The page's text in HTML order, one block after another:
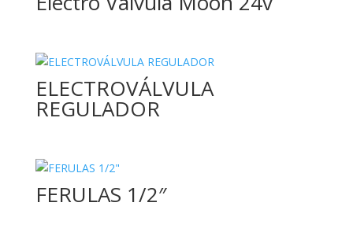
ELECTROVÁLVULA
REGULADOR
FERULAS 1/2″